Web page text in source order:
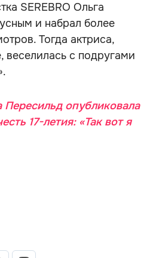
SEREBRO Ольга
и набрал более
Тогда актриса,
веселилась с подругами
Пересильд опубликовала
17-летия: «Так вот я